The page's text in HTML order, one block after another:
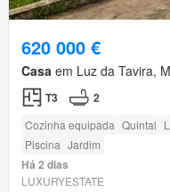
620 000 €
Casa em Luz da Tavira,
T3 2
Cozinha equipada Quintal
Piscina Jardim
Há 2 dias
LUXURYESTATE